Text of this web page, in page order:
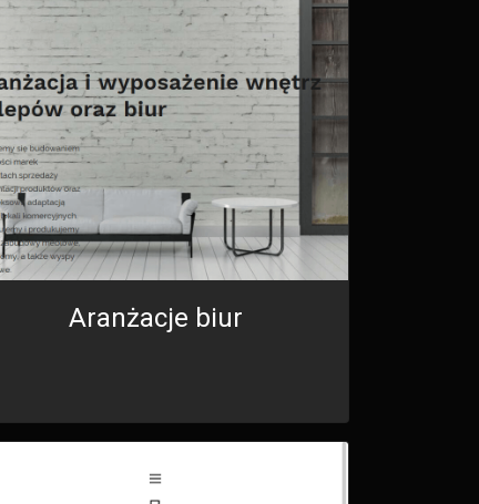
Aranżacje biur